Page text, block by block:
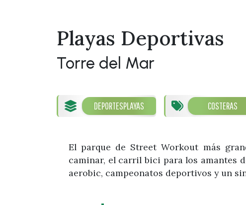
Playas Deportivas
Torre del Mar
DEPORTESPLAYAS COSTERAS
El parque de Street Workout más
caminar, el carril bici para los amantes
aerobic, campeonatos deportivos y un